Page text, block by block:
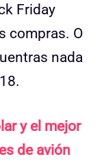
Friday
compras. O
nada
y el mejor
de avión